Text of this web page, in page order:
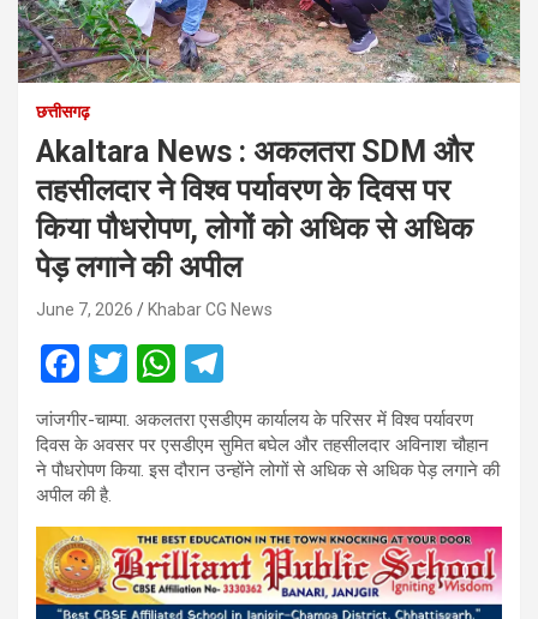
छत्तीसगढ़
Akaltara News : अकलतरा SDM और
तहसीलदार ने विश्व पर्यावरण के दिवस पर
किया पौधरोपण, लोगों को अधिक से अधिक
पेड़ लगाने की अपील
June 7, 2026 Khabar CG News
F
a
ce
b
o
o
k
T
wi
tt
er
W
h
at
s
A
p
p
el
e
gr
a
m
जांजगीर-चाम्पा. अकलतरा एसडीएम कार्यालय के परिसर में विश्व पर्यावरण
दिवस के अवसर पर एसडीएम सुमित बघेल और तहसीलदार अविनाश चौहान
ने पौधरोपण किया. इस दौरान उन्होंने लोगों से अधिक से अधिक पेड़ लगाने की
अपील की है.